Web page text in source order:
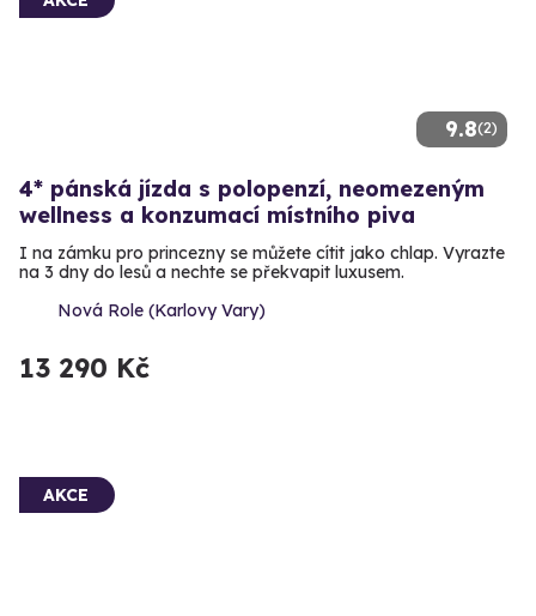
9.8(2)
4* pánská jízda s polopenzí, neomezeným
wellness a konzumací místního piva
I na zámku pro princezny se můžete cítit jako chlap. Vyrazte
na 3 dny do lesů a nechte se překvapit luxusem.
Nová Role (Karlovy Vary)
13 290 Kč
AKCE